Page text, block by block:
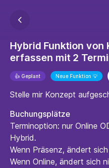
Hybrid Funktion von
erfassen mit 2
👍 Geplant Neue Funktion 💡
Stelle mir Konzept
Buchungsplätze
Terminoption: nur Online
Hybrid.
Wenn Präsenz, ändert
Wenn Online, ändert sich